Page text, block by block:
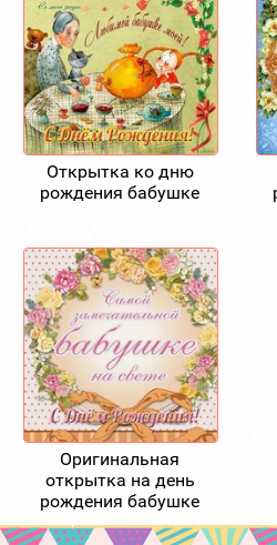
Открытка ко дню
рождения бабушке
Оригинальная
открытка на день
рождения бабушке